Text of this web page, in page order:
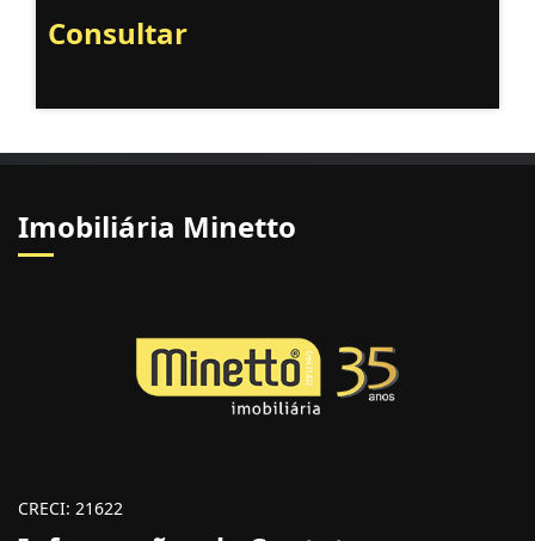
Consultar
Imobiliária Minetto
CRECI: 21622